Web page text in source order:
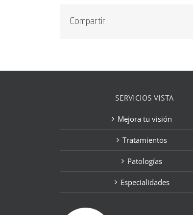
Compartir
SERVICIOS VISTA
Mejora tu visión
Tratamientos
Patologías
Especialidades